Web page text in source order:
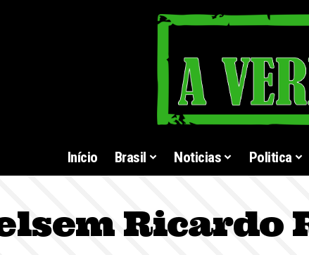
Início Brasil Noticias Politica
Ricardo